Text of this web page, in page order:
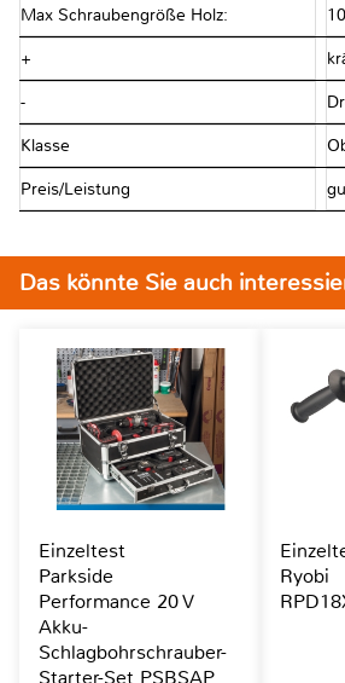
Max Schraubengröße Holz:
+
-
Klasse
Preis/Leistung
Das könnte Sie auch
Einzeltest
Parkside
Performance 20 V
Akku-
Schlagbohrschrauber-
Starter-Set PSBSAP
Ryobi